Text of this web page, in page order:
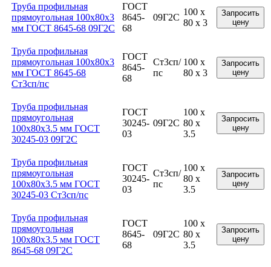
Труба профильная
прямоугольная 100x80x3
мм ГОСТ 8645-68 09Г2С
ГОСТ
8645-
68
09Г2С
100 x
80 x 3
Запросить
цену
Труба профильная
прямоугольная 100x80x3
мм ГОСТ 8645-68
Ст3сп/пс
ГОСТ
8645-
68
Ст3сп/
пс
100 x
80 x 3
Запросить
цену
Труба профильная
прямоугольная
100x80x3.5 мм ГОСТ
30245-03 09Г2С
ГОСТ
30245-
03
09Г2С
100 x
80 x
3.5
Запросить
цену
Труба профильная
прямоугольная
100x80x3.5 мм ГОСТ
30245-03 Ст3сп/пс
ГОСТ
30245-
03
Ст3сп/
пс
100 x
80 x
3.5
Запросить
цену
Труба профильная
прямоугольная
100x80x3.5 мм ГОСТ
8645-68 09Г2С
ГОСТ
8645-
68
09Г2С
100 x
80 x
3.5
Запросить
цену